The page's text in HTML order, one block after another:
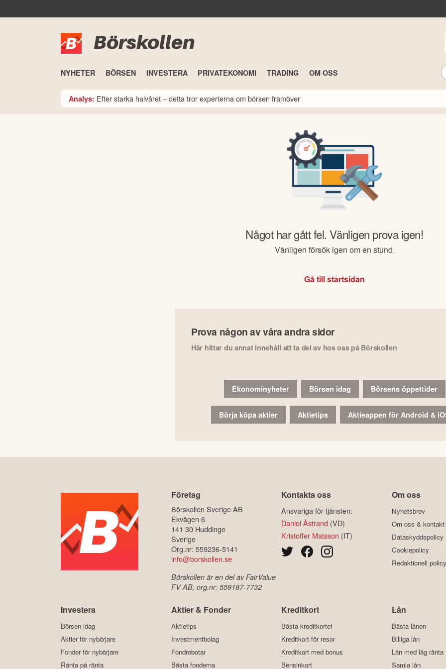
Börskollen
NYHETER BÖRSEN INVESTERA PRIVATEKONOMI TRADING OM OSS
Analys: Efter starka halvåret – detta tror experterna om börsen framöver
Något har gått fel. Vänligen prova igen!
Vänligen försök igen om en stund.
Gå till startsidan
Prova någon av våra andra sidor
Här hittar du annat innehåll att ta del av hos oss på Börskollen
Ekonominyheter Börsen idag Börsens öppettider
Börja köpa aktier Aktietips Aktieappen för Android &
Företag
Börskollen Sverige AB
Ekvägen 6
141 30 Huddinge
Sverige
Org.nr: 559236-5141
info@borskollen.se
Börskollen är en del av FairValue
FV AB, org.nr: 559187-7732
Kontakta oss
Ansvariga för tjänsten:
Daniel Åstrand (VD)
Kristoffer Matsson (IT)
Om oss
Nyhetsbrev
Om oss & kontakt
Dataskyddspolicy
Cookiepolicy
Redaktionell policy
Investera
Börsen idag
Aktier för nybörjare
Fonder för nybörjare
Ränta på ränta
Aktier & Fonder
Aktietips
Investmentbolag
Fondrobotar
Bästa fonderna
Kreditkort
Bästa kreditkortet
Kreditkort för resor
Kreditkort med bonus
Bensinkort
Lån
Bästa lånen
Billiga lån
Lån med låg ränta
Samla lån